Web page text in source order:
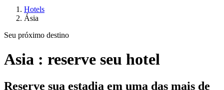
Hotels
Ásia
Seu próximo destino
Asia : reserve seu hotel
Reserve sua estadia em uma das mais de